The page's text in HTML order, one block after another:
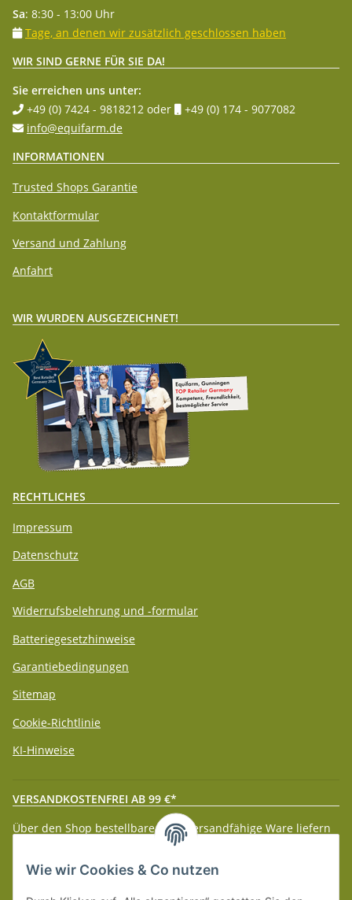
Sa: 8:30 - 13:00 Uhr
Tage, an denen wir zusätzlich geschlossen haben
WIR SIND GERNE FÜR SIE DA!
Sie erreichen uns unter:
+49 (0) 7424 - 9818212 oder
+49 (0) 174 - 9077082
info@equifarm.de
INFORMATIONEN
Trusted Shops Garantie
Kontaktformular
Versand und Zahlung
Anfahrt
WIR WURDEN AUSGEZEICHNET!
RECHTLICHES
Impressum
Datenschutz
AGB
Widerrufsbelehrung und -formular
Batteriegesetzhinweise
Garantiebedingungen
Sitemap
Cookie-Richtlinie
KI-Hinweise
VERSANDKOSTENFREI AB 99 €*
Über den Shop bestellbare paketversandfähige Ware liefern
wir innerhalb Deutschland (Festland) ab 99 € * Warenwert
versandkostenfrei.
Wie wir Cookies & Co nutzen